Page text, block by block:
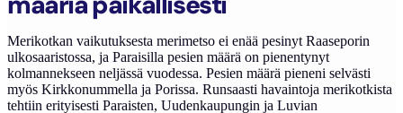
Merikotkan vaikutuksesta merimetso ei enää pesinyt Raaseporin
ulkosaaristossa, ja Paraisilla pesien määrä on pienentynyt
kolmannekseen neljässä vuodessa. Pesien määrä pieneni selvästi
myös Kirkkonummella ja Porissa. Runsaasti havaintoja merikotkista
tehtiin erityisesti Paraisten, Uudenkaupungin ja Luvian